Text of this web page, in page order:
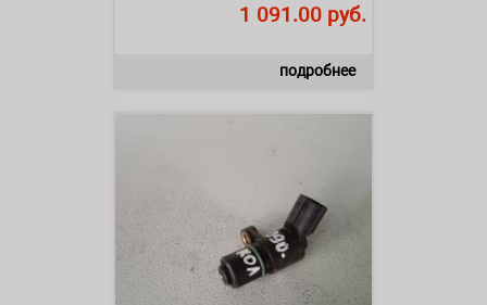
1 091.00 руб.
подробнее